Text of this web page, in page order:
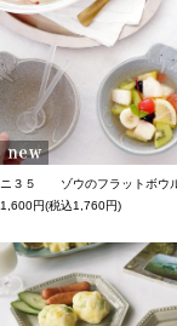
ニ３５ ゾウのフラットボウ
1,600円(税込1,760円)